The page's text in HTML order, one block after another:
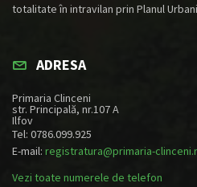
totalitate în intravilan prin Planul
ADRESA
Primaria Clinceni
str. Principală, nr.107 A
Ilfov
Tel: 0786.099.925
E-mail: registratura@primaria-
Vezi toate numerele de telefon